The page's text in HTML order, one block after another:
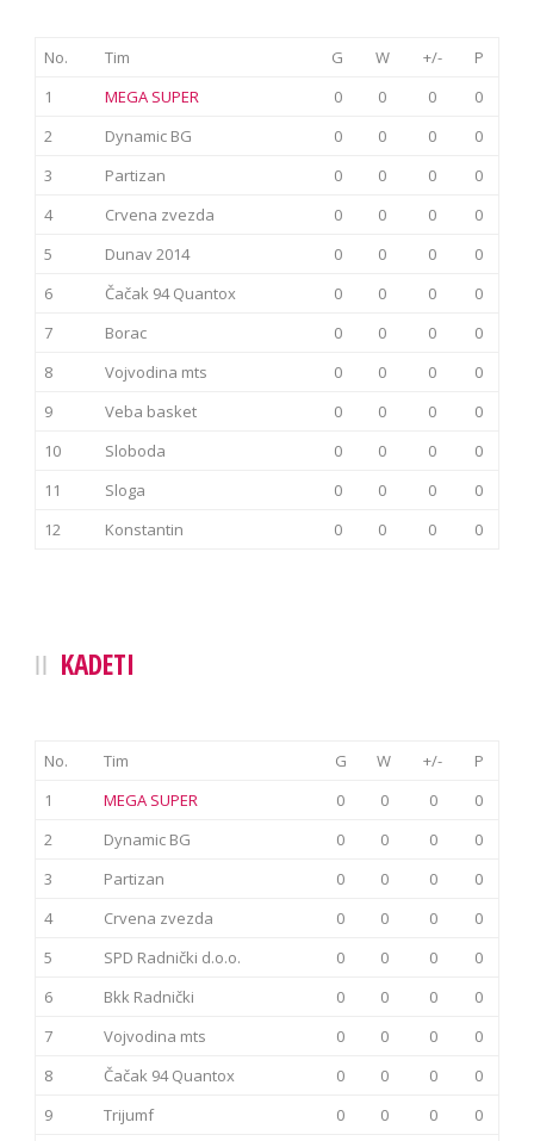
No. Tim G W +/-
P
1
MEGA SUPER 0 0 0
0
2
Dynamic BG 0 0 0
0
3
Partizan 0 0 0
0
4
Crvena zvezda 0 0 0
0
5
Dunav 2014 0 0 0
0
6
Čačak 94 Quantox 0 0 0
0
7
Borac 0 0 0
0
8
Vojvodina mts 0 0 0
0
9
Veba basket 0 0 0
0
10
Sloboda 0 0 0
0
11
Sloga 0 0 0
0
12
Konstantin 0 0 0 0
KADETI
No. Tim G W +/-
P
1
MEGA SUPER 0 0 0
0
2
Dynamic BG 0 0 0
0
3
Partizan 0 0 0
0
4
Crvena zvezda 0 0 0
0
5
SPD Radnički d.o.o. 0 0 0
0
6
Bkk Radnički 0 0 0
0
7
Vojvodina mts 0 0 0
0
8
Čačak 94 Quantox 0 0 0
0
9
Trijumf 0 0 0
0